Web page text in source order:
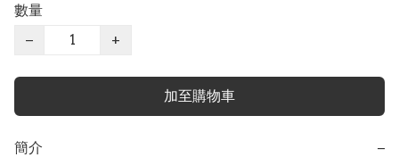
數量
−
+
加至購物車
簡介 −